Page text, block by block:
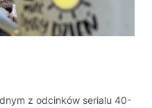
z odcinków serialu 40-